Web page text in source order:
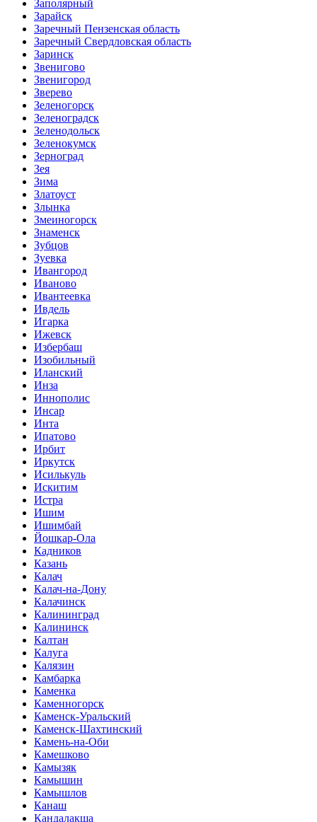
Заполярный
Зарайск
Заречный Пензенская область
Заречный Свердловская область
Заринск
Звенигово
Звенигород
Зверево
Зеленогорск
Зеленоградск
Зеленодольск
Зеленокумск
Зерноград
Зея
Зима
Златоуст
Злынка
Змеиногорск
Знаменск
Зубцов
Зуевка
Ивангород
Иваново
Ивантеевка
Ивдель
Игарка
Ижевск
Избербаш
Изобильный
Иланский
Инза
Иннополис
Инсар
Инта
Ипатово
Ирбит
Иркутск
Исилькуль
Искитим
Истра
Ишим
Ишимбай
Йошкар-Ола
Кадников
Казань
Калач
Калач-на-Дону
Калачинск
Калининград
Калининск
Калтан
Калуга
Калязин
Камбарка
Каменка
Каменногорск
Каменск-Уральский
Каменск-Шахтинский
Камень-на-Оби
Камешково
Камызяк
Камышин
Камышлов
Канаш
Кандалакша